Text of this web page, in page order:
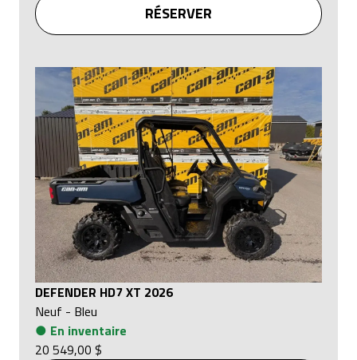
RÉSERVER
DEFENDER HD7 XT 2026
Neuf - Bleu
● En inventaire
20 549,00 $